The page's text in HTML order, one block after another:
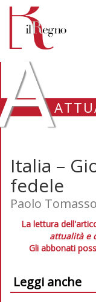
Italia –
fedele
Paolo
La lettura
attualità e
Gli abbonati
Leggi anche